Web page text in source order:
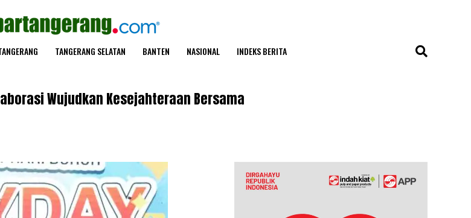
TANGERANG SELATAN BANTEN NASIONAL INDEKS BERITA
Wujudkan Kesejahteraan Bersama